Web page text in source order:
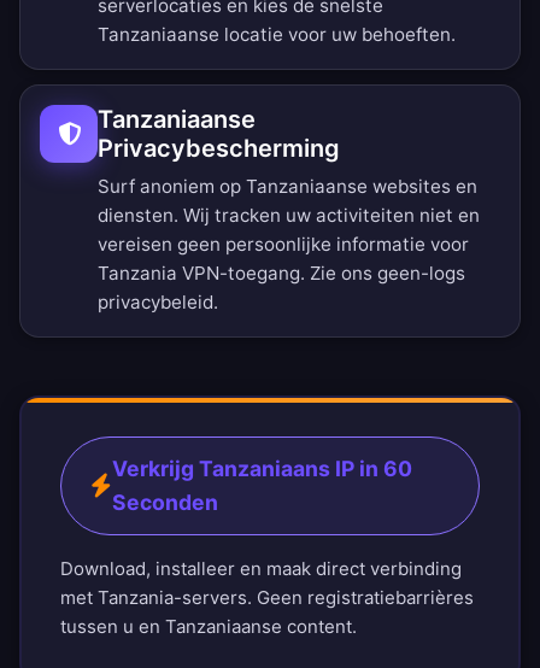
serverlocaties en kies de snelste
Tanzaniaanse locatie voor uw behoeften.
Tanzaniaanse
Privacybescherming
Surf anoniem op Tanzaniaanse websites en
diensten. Wij tracken uw activiteiten niet en
vereisen geen persoonlijke informatie voor
Tanzania VPN-toegang. Zie ons geen-logs
privacybeleid.
Verkrijg Tanzaniaans IP in 60
Seconden
Download, installeer en maak direct verbinding
met Tanzania-servers. Geen registratiebarrières
tussen u en Tanzaniaanse content.